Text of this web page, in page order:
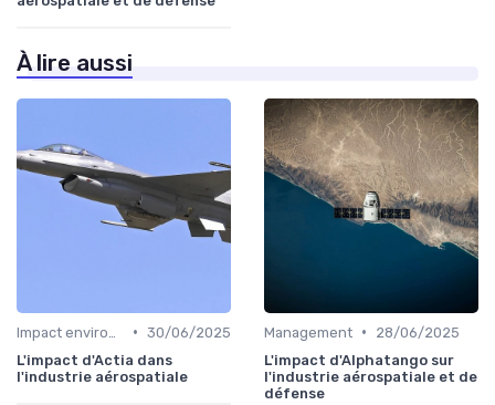
À lire aussi
• 30/06/2025
L'impact d'Actia dans
l'industrie aérospatiale
Management •
28/06/2025
L'impact d'Alphatango sur
l'industrie aérospatiale et de
défense